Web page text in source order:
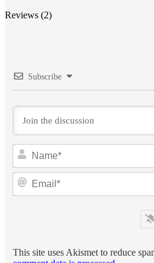
Reviews (2)
Subscribe
This site uses Akismet to reduce